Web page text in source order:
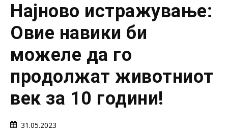
Најново истражување:
Овие навики би
можеле да го
продолжат животниот
век за 10 години!
31.05.2023